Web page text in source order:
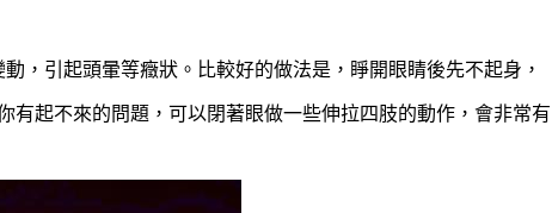
，引起頭暈等癥狀。比較好的做法是，睜開眼睛後先不起身，
有起不來的問題，可以閉著眼做一些伸拉四肢的動作，會非常有